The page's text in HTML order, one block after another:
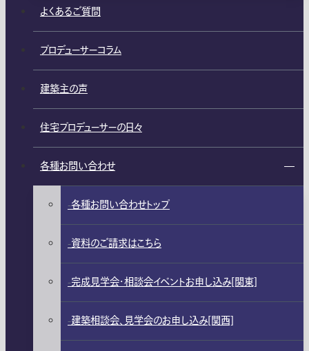
よくあるご質問
プロデューサーコラム
建築主の声
住宅プロデューサーの日々
各種お問い合わせ
各種お問い合わせトップ
資料のご請求はこちら
完成見学会・相談会イベントお申し込み[関東]
建築相談会、見学会のお申し込み[関西]